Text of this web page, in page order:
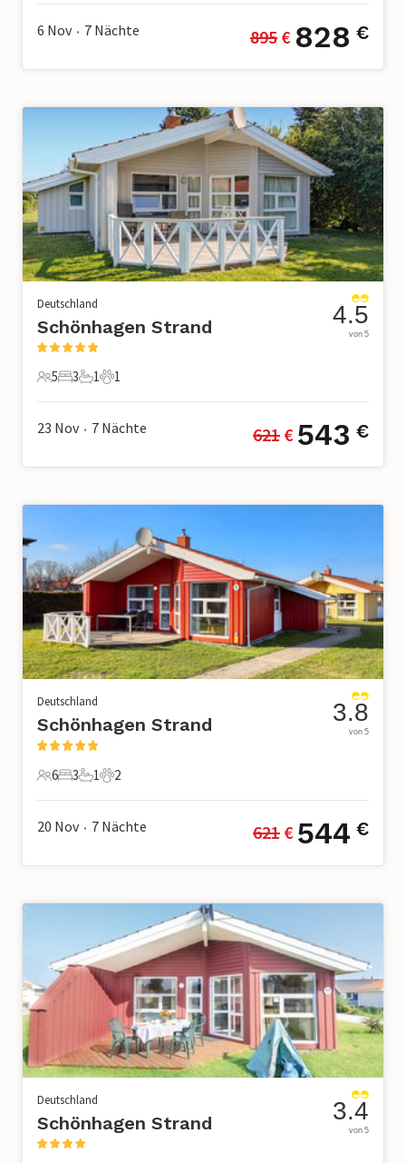
6 Nov • 7 Nächte 895 € 828 €
Deutschland
Schönhagen Strand
5 Gäste
5
3 Schlafzimmer
3
1 Badezimmer
1
1 Haustier
1
4.5
von 5
23 Nov • 7 Nächte 621 € 543 €
Deutschland
Schönhagen Strand
6 Gäste
6
3 Schlafzimmer
3
1 Badezimmer
1
2 Haustiere
2
3.8
von 5
20 Nov • 7 Nächte 621 € 544 €
Deutschland
Schönhagen Strand 3.4
von 5